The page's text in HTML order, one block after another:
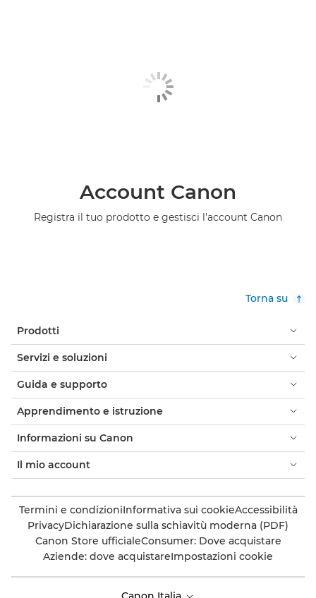
Account Canon
Registra il tuo prodotto e gestisci l'account Canon
Torna su
Prodotti
Servizi e soluzioni
Guida e supporto
Apprendimento e istruzione
Informazioni su Canon
Il mio account
Termini e condizioniInformativa sui cookieAccessibilità
PrivacyDichiarazione sulla schiavitù moderna (PDF)
Canon Store ufficialeConsumer: Dove acquistare
Aziende: dove acquistareImpostazioni cookie